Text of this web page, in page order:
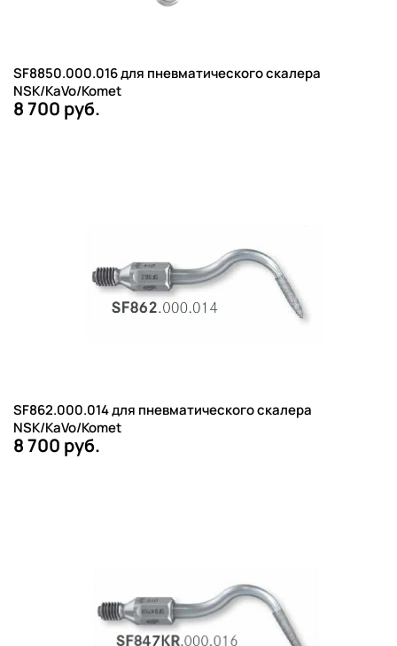
SF8850.000.016 для пневматического скалера
NSK/KaVo/Komet
8 700 руб.
SF862.000.014 для пневматического скалера
NSK/KaVo/Komet
8 700 руб.